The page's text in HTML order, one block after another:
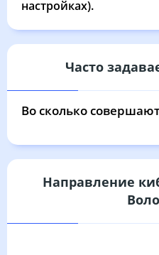
настройках).
Часто
Во сколько
Направление